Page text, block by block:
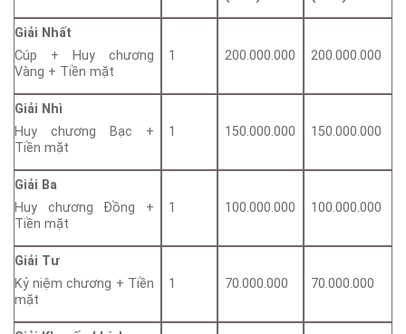
Giải Nhất
Cúp + Huy chương
Vàng + Tiền mặt
1 200.000.000 200.000.000
Giải Nhì
Huy chương Bạc +
Tiền mặt
1 150.000.000 150.000.000
Giải Ba
Huy chương Đồng +
Tiền mặt
1 100.000.000 100.000.000
Giải Tư
Kỷ niệm chương + Tiền
mặt
1 70.000.000 70.000.000